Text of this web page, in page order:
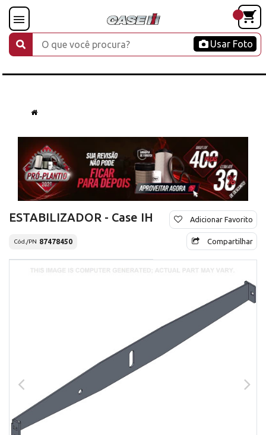
Usar Foto
ESTABILIZADOR - Case IH
Cód./PN 87478450
Adicionar Favorito
Compartilhar